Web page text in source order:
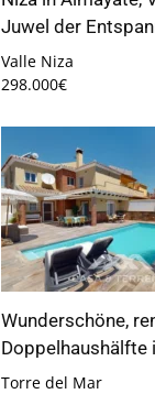
Juwel der
Valle Niza
298.000€
Wunderschöne,
Doppelhaushälfte
Torre del Mar